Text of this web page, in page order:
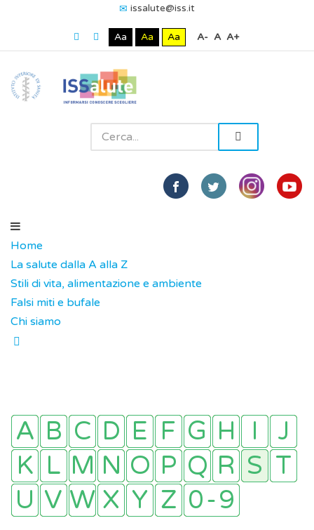
issalute@iss.it
Aa Aa Aa A- A A+
Home
La salute dalla A alla Z
Stili di vita, alimentazione e ambiente
Falsi miti e bufale
Chi siamo